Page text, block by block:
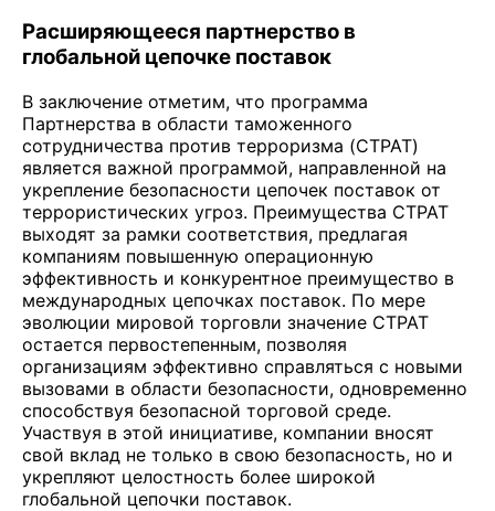
Расширяющееся партнерство в
глобальной цепочке поставок
В заключение отметим, что программа
Партнерства в области таможенного
сотрудничества против терроризма (CTPAT)
является важной программой, направленной на
укрепление безопасности цепочек поставок от
террористических угроз. Преимущества CTPAT
выходят за рамки соответствия, предлагая
компаниям повышенную операционную
эффективность и конкурентное преимущество в
международных цепочках поставок. По мере
эволюции мировой торговли значение CTPAT
остается первостепенным, позволяя
организациям эффективно справляться с новыми
вызовами в области безопасности, одновременно
способствуя безопасной торговой среде.
Участвуя в этой инициативе, компании вносят
свой вклад не только в свою безопасность, но и
укрепляют целостность более широкой
глобальной цепочки поставок.